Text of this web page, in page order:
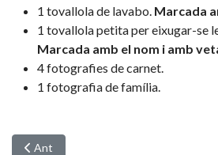
1 tovallola de lavabo. Marcada
1 tovallola petita per eixugar-se
Marcada amb el nom i amb
4 fotografies de carnet.
1 fotografia de família.
Article anterior: La roba dels infants a la
Ant